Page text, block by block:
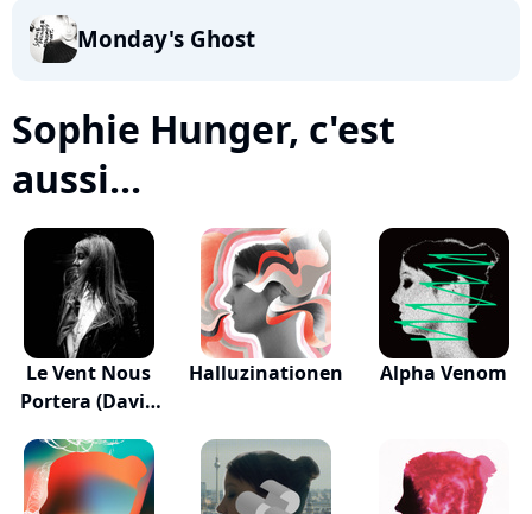
Monday's Ghost
Sophie Hunger, c'est
aussi...
Le Vent Nous
Portera (David
Halluzinationen Alpha Venom